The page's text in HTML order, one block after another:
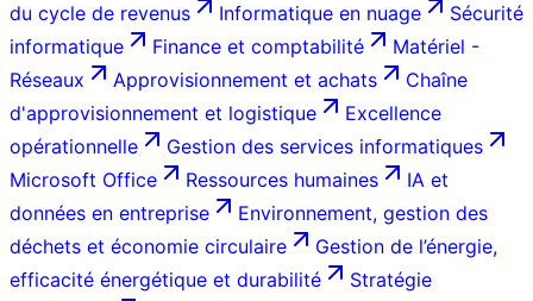
du cycle de revenus
Informatique en nuage
Sécurité
informatique
Finance et comptabilité
Matériel -
Réseaux
Approvisionnement et achats
Chaîne
d'approvisionnement et logistique
Excellence
opérationnelle
Gestion des services informatiques
Microsoft Office
Ressources humaines
IA et
données en entreprise
Environnement, gestion des
déchets et économie circulaire
Gestion de l’énergie,
efficacité énergétique et durabilité
Stratégie